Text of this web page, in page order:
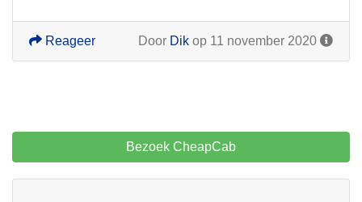
Door Dik op 11 november 2020
Reageer
Bezoek CheapCab